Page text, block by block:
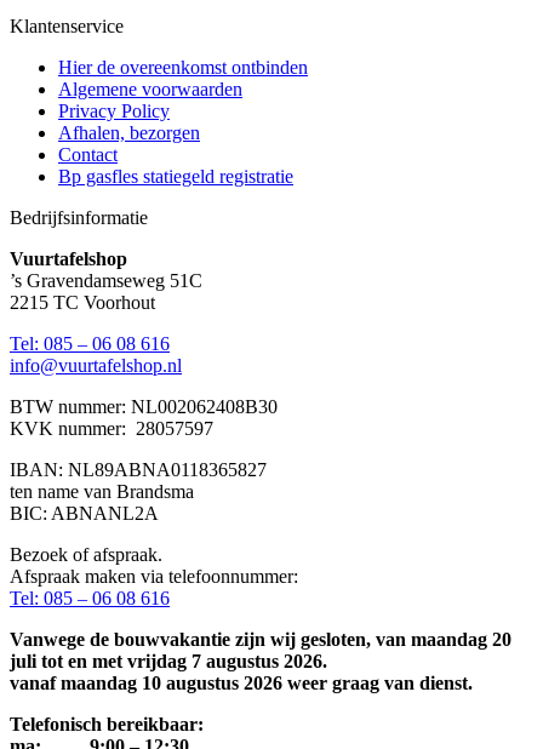
Klantenservice
Hier de overeenkomst ontbinden
Algemene voorwaarden
Privacy Policy
Afhalen, bezorgen
Contact
Bp gasfles statiegeld registratie
Bedrijfsinformatie
Vuurtafelshop
’s Gravendamseweg 51C
2215 TC Voorhout
Tel: 085 – 06 08 616
info@vuurtafelshop.nl
BTW nummer: NL002062408B30
KVK nummer: 28057597
IBAN: NL89ABNA0118365827
ten name van Brandsma
BIC: ABNANL2A
Bezoek of afspraak.
Afspraak maken via telefoonnummer:
Tel: 085 – 06 08 616
Vanwege de bouwvakantie zijn wij gesloten, van maandag 20
juli tot en met vrijdag 7 augustus 2026.
vanaf maandag 10 augustus 2026 weer graag van dienst.
Telefonisch bereikbaar: